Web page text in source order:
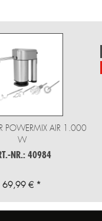
POWERMIX AIR 1.000
W
NR.: 40984
69,99 € *